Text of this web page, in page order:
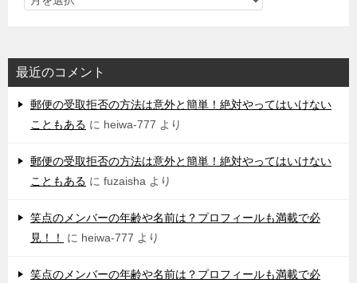
最近のコメント
郵便の受取拒否の方法は意外と簡単！絶対やってはいけない
こともある に heiwa-777 より
郵便の受取拒否の方法は意外と簡単！絶対やってはいけない
こともある に fuzaisha より
笑点のメンバーの年齢や名前は？プロフィールも満載で必
見！！
に heiwa-777 より
笑点のメンバーの年齢や名前は？プロフィールも満載で必